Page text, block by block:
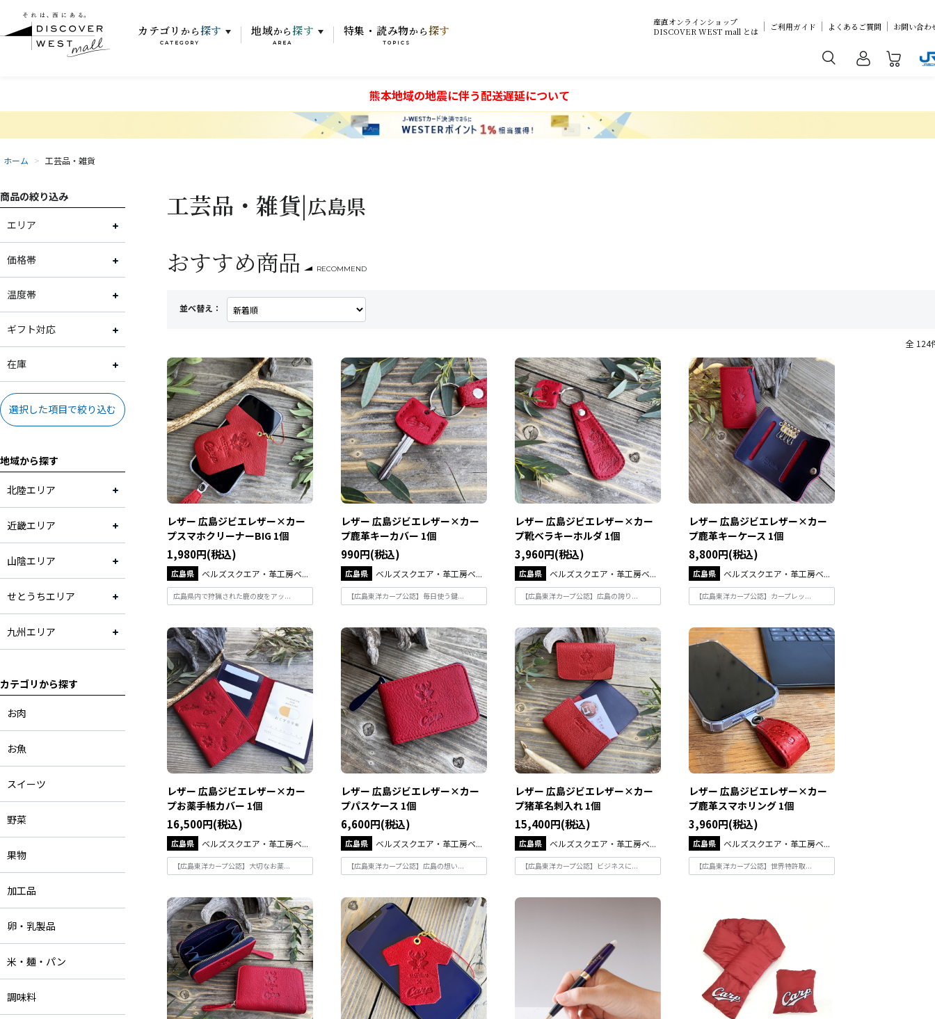
カテゴリ から 探す
CATEGORY
地域から 探す
AREA
特集・読み物から 探す
TOPICS
産直オンラインショップ
DISCOVER WEST mall とは
ご利用ガイド よくあるご質問 お問い合わ
熊本地域の地震に伴う配送遅延について
ホーム > 工芸品・雑貨
商品の絞り込み
エリア
富山県
石川県
大阪府
兵庫県
奈良県
鳥取県
京都府
価格帯
～2,000円
2,001円～3,000円
3,001円～4,000円
4,001円～5,000円
10,001円～
温度帯
常温
ギフト対応
ギフト対応可
ギフト対応不可
在庫
在庫あり
選択した項目で絞り込む
地域から探す
北陸エリア
近畿エリア
山陰エリア
せとうちエリア
九州エリア
カテゴリから探す
お肉
お魚
スイーツ
野菜
果物
加工品
卵・乳製品
米・麺・パン
調味料
工芸品・雑貨|広島県
おすすめ商品 RECOMMEND
並べ替え：
全 124
レザー 広島ジビエレザー×カー
プスマホクリーナーBIG 1個
1,980円(税込)
広島県 ベルズスクエア・革工房ベ...
広島県内で狩猟された鹿の皮をアッ...
レザー 広島ジビエレザー×カー
プ鹿革キーカバー 1個
990円(税込)
広島県 ベルズスクエア・革工房ベ...
【広島東洋カープ公認】毎日使う鍵...
レザー 広島ジビエレザー×カー
プ靴ベラキーホルダ 1個
3,960円(税込)
広島県 ベルズスクエア・革工房ベ...
【広島東洋カープ公認】広島の誇り...
レザー 広島ジビエレザー×カー
プ鹿革キーケース 1個
8,800円(税込)
広島県 ベルズスクエア・革工房ベ...
【広島東洋カープ公認】カープレッ...
レザー 広島ジビエレザー×カー
プお薬手帳カバー 1個
16,500円(税込)
広島県 ベルズスクエア・革工房ベ...
【広島東洋カープ公認】大切なお薬...
レザー 広島ジビエレザー×カー
プパスケース 1個
6,600円(税込)
広島県 ベルズスクエア・革工房ベ...
【広島東洋カープ公認】広島の想い...
レザー 広島ジビエレザー×カー
プ猪革名刺入れ 1個
15,400円(税込)
広島県 ベルズスクエア・革工房ベ...
【広島東洋カープ公認】ビジネスに...
レザー 広島ジビエレザー×カー
プ鹿革スマホリング 1個
3,960円(税込)
広島県 ベルズスクエア・革工房ベ...
【広島東洋カープ公認】世界特許取...